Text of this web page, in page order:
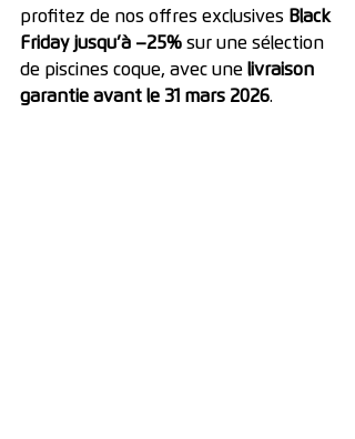
profitez de nos offres exclusives Black
Friday jusqu’à –25% sur une sélection
de piscines coque, avec une livraison
garantie avant le 31 mars 2026.